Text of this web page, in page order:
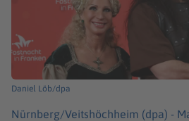
Daniel Löb/dpa
Nürnberg/Veitshöchheim (dpa) -